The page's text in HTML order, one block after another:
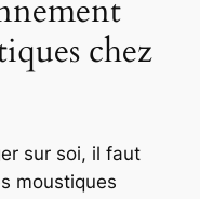
chez
sur soi, il faut
moustiques